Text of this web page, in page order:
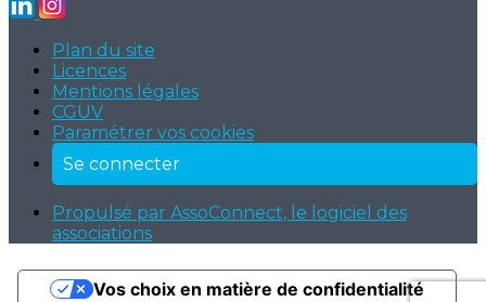
Plan du site
Licences
Mentions légales
CGUV
Paramétrer vos cookies
Se connecter
Propulsé par AssoConnect, le logiciel des
associations
Vos choix en matière de confidentialité